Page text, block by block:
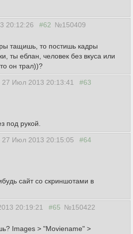
20:12:26 #62 №150409
тащишь, то постишь кадры
ты еблан, человек без вкуса или
он трал))?
27 Июл 2013 20:13:41
#63
под рукой.
27 Июл 2013 20:15:05
#64
сайт со скриншотами в
20:19:21 #65 №150422
Images > "Moviename" >